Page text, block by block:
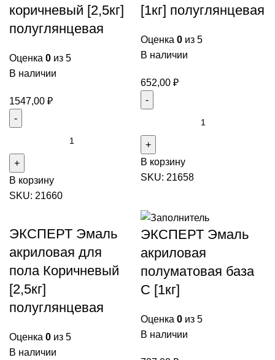
полуглянцевая
коричневый [2,5кг]
полуглянцевая
Оценка 0 из 5
В наличии
1547,00 ₽
ЭКСПЕРТ
Эмаль
акриловая
пола
коричневый
[2,5кг]
полуглянцевая
В корзину
SKU: 21660
[1кг] полуглянцевая
Оценка 0 из 5
В наличии
652,00 ₽
ЭКСПЕРТ
Эмаль
акриловая
пола
Коричневый
[1кг]
полуглянцевая
В корзину
SKU: 21658
ЭКСПЕРТ Эмаль
акриловая для
пола Коричневый
[2,5кг]
полуглянцевая
Оценка 0 из 5
В наличии
ЭКСПЕРТ Эмаль
акриловая
полуматовая база
С [1кг]
Оценка 0 из 5
В наличии